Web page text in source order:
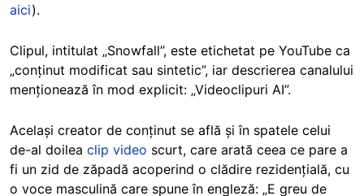
aici).
Clipul, intitulat „Snowfall”, este etichetat pe YouTube ca
„conținut modificat sau sintetic”, iar descrierea canalului
menționează în mod explicit: „Videoclipuri AI”.
Același creator de conținut se află și în spatele celui
de-al doilea clip video scurt, care arată ceea ce pare a
fi un zid de zăpadă acoperind o clădire rezidențială, cu
o voce masculină care spune în engleză: „E greu de